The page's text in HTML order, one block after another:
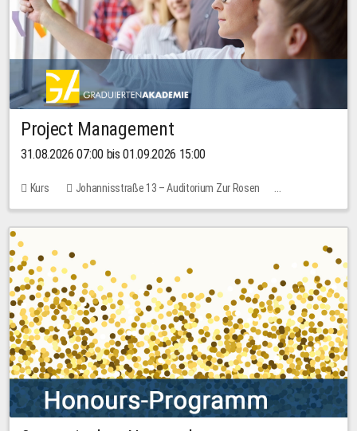
Project Management
31.08.2026 07:00 bis 01.09.2026 15:00
Kurs
Johannisstraße 13 – Auditorium Zur Rosen
Keine freien Plätze
30,00 EUR